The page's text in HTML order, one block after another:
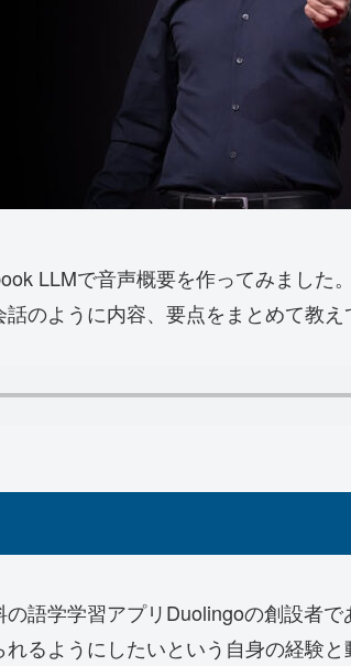
LLMで音声概要を作ってみました。
のように内容、要点をまとめて教え
語学学習アプリDuolingoの創設者
るようにしたいという自身の経験